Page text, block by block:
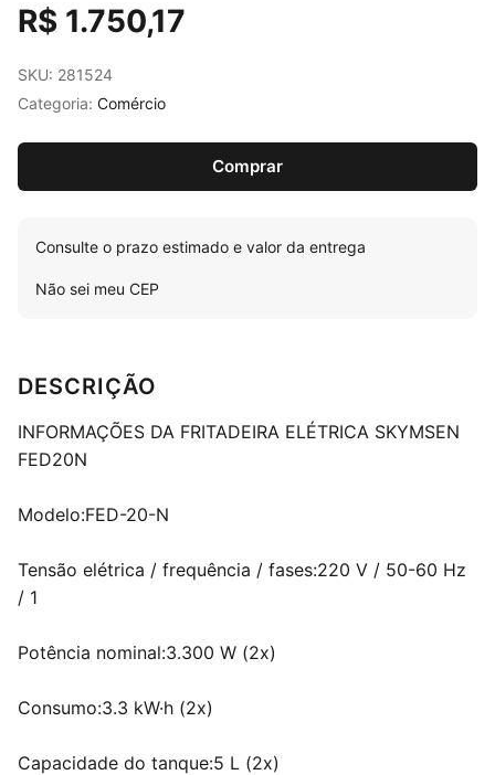
R$ 1.750,17
SKU: 281524
Categoria: Comércio
Comprar
Consulte o prazo estimado e valor da entrega
Não sei meu CEP
DESCRIÇÃO
INFORMAÇÕES DA FRITADEIRA ELÉTRICA SKYMSEN
FED20N
Modelo:FED-20-N
Tensão elétrica / frequência / fases:220 V / 50-60 Hz
/ 1
Potência nominal:3.300 W (2x)
Consumo:3.3 kW·h (2x)
Capacidade do tanque:5 L (2x)